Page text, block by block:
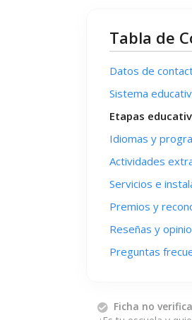
Tabla de
Datos de
Sistema
Etapas
Idiomas y
Actividades
Servicios e
Premios y
Reseñas y
Preguntas
Ficha no